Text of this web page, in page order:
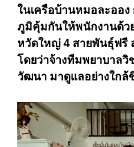
ในเครือบ้านหมอละออง
ภูมิคุ้มกันให้พนักงานด้ว
หวัดใหญ่ 4 สายพันธุ์ฟรี
โดยว่าจ้างทีมพยาบาล
วัฒนา มาดูแลอย่างใกล้